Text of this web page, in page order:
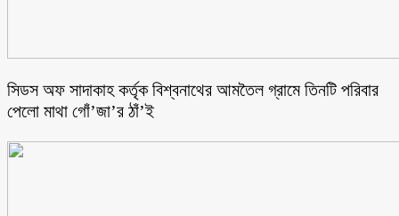
সিডস অফ সাদাকাহ কর্তৃক বিশ্বনাথের আমতৈল গ্রামে তিনটি পরিবার
পেলো মাথা গোঁ’জা’র ঠাঁ’ই